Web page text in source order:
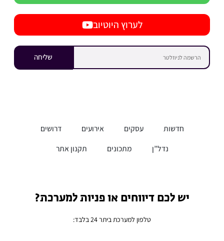
לערוץ היוטיוב
שליחה
חדשות עסקים אירועים
דרושים
נדל”ן
מתכונים תקנון אתר
יש לכם דיווחים או פניות למערכת?
טלפון למערכת ביתר 24 בלבד: